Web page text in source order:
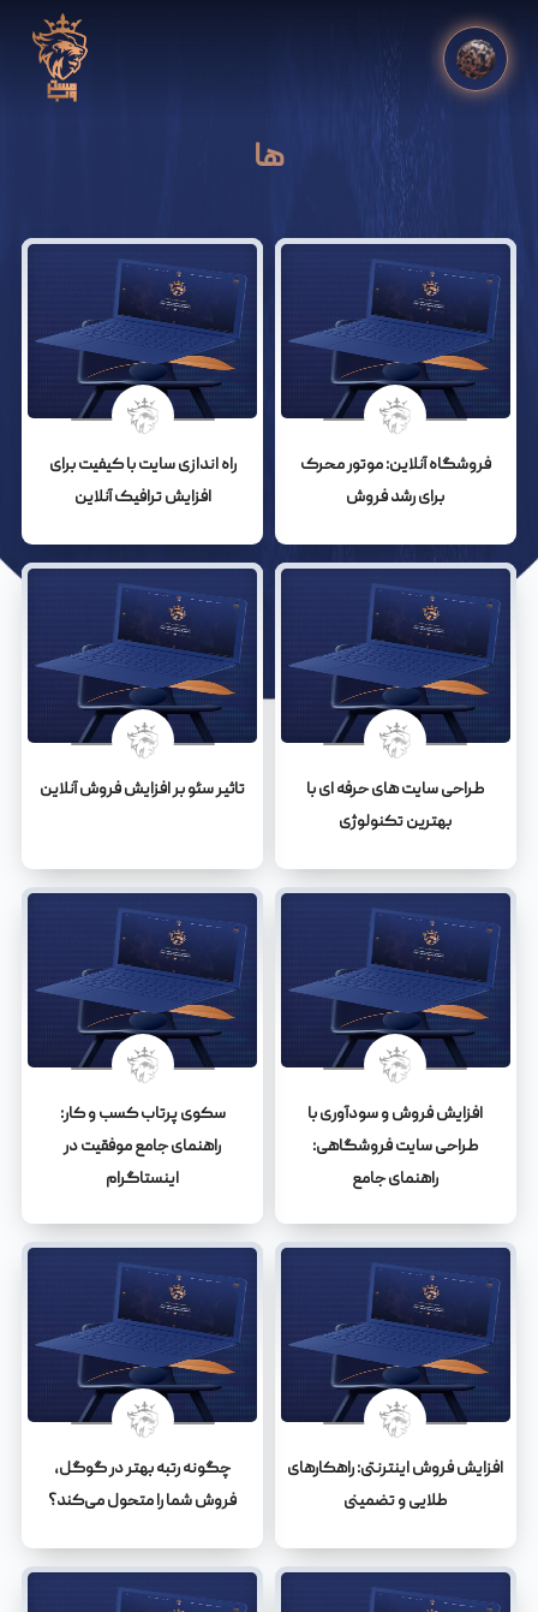
ها
فروشگاه آنلاین: موتور محرک
برای رشد فروش
راه اندازی سایت با کیفیت برای
افزایش ترافیک آنلاین
طراحی سایت های حرفه ای با
بهترین تکنولوژی
تاثیر سئو بر افزایش فروش آنلاین
افزایش فروش و سودآوری با
طراحی سایت فروشگاهی:
راهنمای جامع
سکوی پرتاب کسب و کار:
راهنمای جامع موفقیت در
اینستاگرام
افزایش فروش اینترنتی: راهکارهای
طلایی و تضمینی
چگونه رتبه بهتر در گوگل،
فروش شما را متحول می‌کند؟